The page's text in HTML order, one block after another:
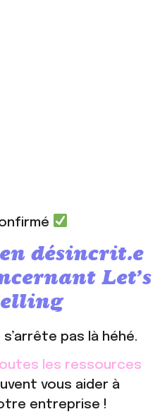
désincrit.e
Let’s
pas là héhé.
les ressources
vous aider à
entreprise !